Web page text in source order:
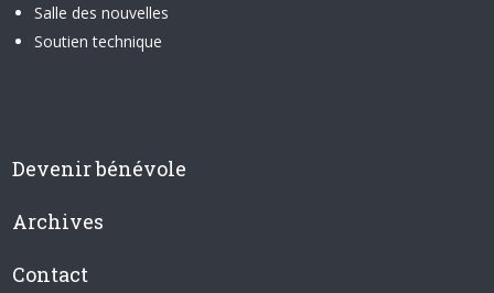
Salle des nouvelles
Soutien technique
Devenir bénévole
Archives
Contact